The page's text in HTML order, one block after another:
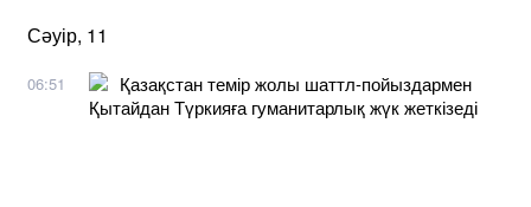
Сәуір, 11
06:51
Қазақстан темір жолы шаттл-пойыздармен
Қытайдан Түркияға гуманитарлық жүк жеткізеді